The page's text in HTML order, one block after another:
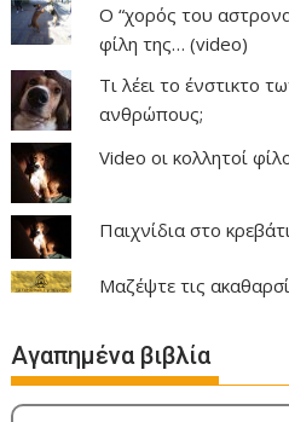
Ο “χορός του
φίλη της… (video)
Τι λέει το ένστικτο
ανθρώπους;
Video οι κολλητοί
Παιχνίδια στο
Μαζέψτε τις
Αγαπημένα βιβλία